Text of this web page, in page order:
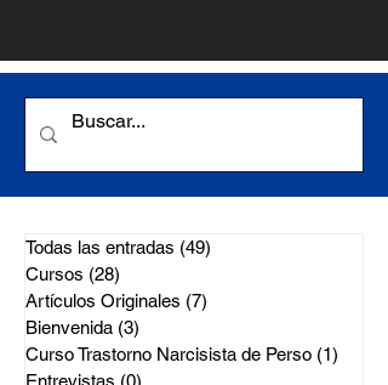
Todas las entradas (49)
Cursos (28)
Artículos Originales (7)
Bienvenida (3)
Curso Trastorno Narcisista de Perso (1)
Entrevistas (0)